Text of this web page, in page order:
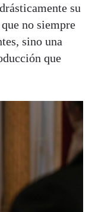
su
no siempre
sino una
que